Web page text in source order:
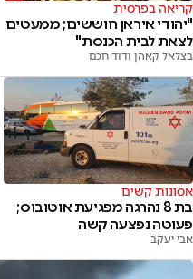
קריאה בפרסית
"יהודי איראן חוששים; ממעטים
לצאת לבית הכנסת"
בצלאל קאהן ודוד חכם
אסונות קשים
בת 8 נהרגה מפגיעת אוטובוס;
פעוטה נפצעה קשה
אבי יעקב